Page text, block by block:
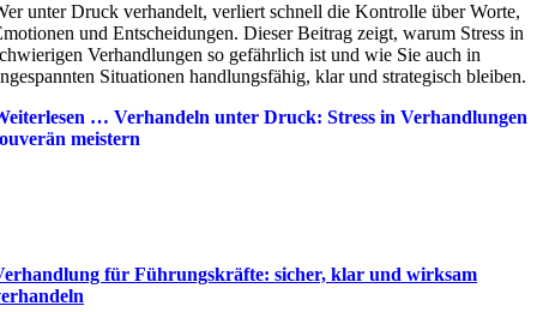
unter Druck verhandelt, verliert schnell die Kontrolle über Worte,
und Entscheidungen. Dieser Beitrag zeigt, warum Stress in
Verhandlungen so gefährlich ist und wie Sie auch in
Situationen handlungsfähig, klar und strategisch bleiben.
… Verhandeln unter Druck: Stress in Verhandlungen
meistern
für Führungskräfte: sicher, klar und wirksam